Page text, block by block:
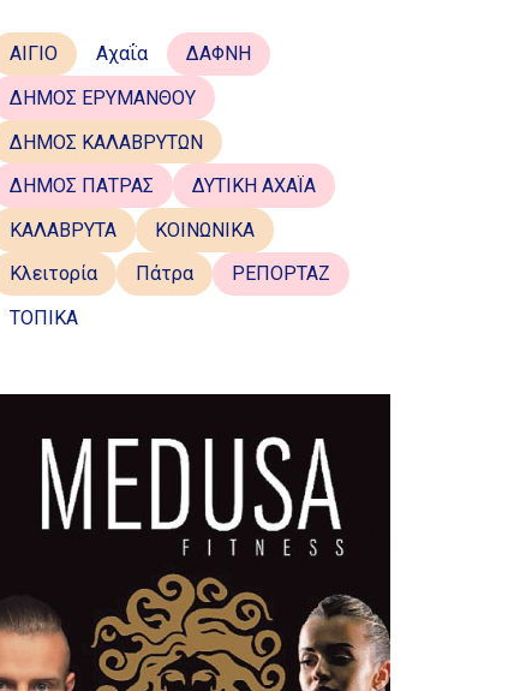
ΑΙΓΙΟ Αχαΐα
ΔΑΦΝΗ
ΔΗΜΟΣ ΕΡΥΜΑΝΘΟΥ
ΔΗΜΟΣ ΚΑΛΑΒΡΥΤΩΝ
ΔΗΜΟΣ ΠΑΤΡΑΣ
ΔΥΤΙΚΗ ΑΧΑΪΑ
ΚΑΛΑΒΡΥΤΑ
ΚΟΙΝΩΝΙΚΑ
Κλειτορία
Πάτρα
ΡΕΠΟΡΤΑΖ
ΤΟΠΙΚΑ